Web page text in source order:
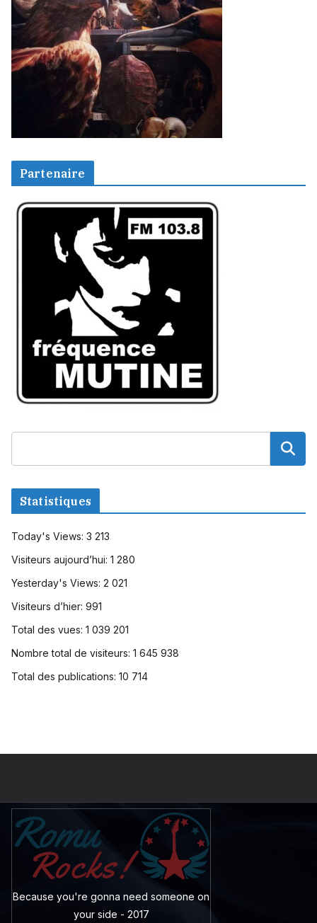
Partenaire
Statistiques
Today's Views: 3 213
Visiteurs aujourd’hui: 1 280
Yesterday's Views: 2 021
Visiteurs d’hier: 991
Total des vues: 1 039 201
Nombre total de visiteurs: 1 645 938
Total des publications: 10 714
Because you're gonna need someone on
your side - 2017